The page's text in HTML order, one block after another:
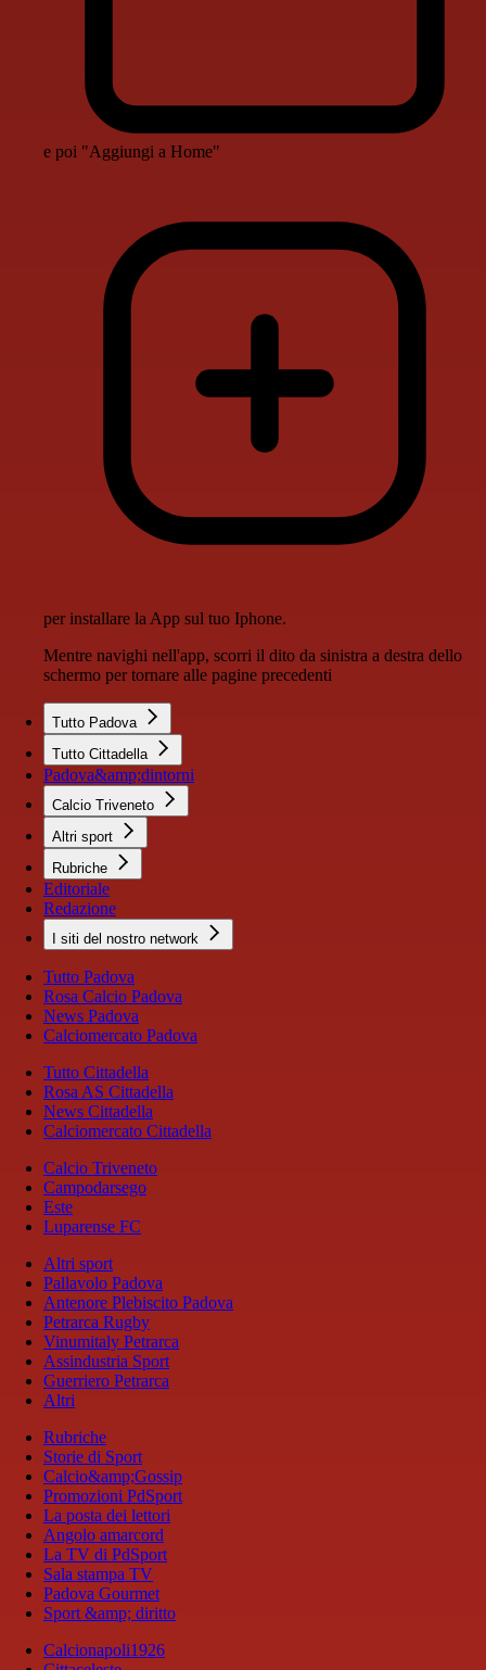
e poi "Aggiungi a Home"
per installare la App sul tuo Iphone.
Mentre navighi nell'app, scorri il dito da sinistra a destra dello
schermo per tornare alle pagine precedenti
Tutto Padova
Tutto Cittadella
Padova&amp;dintorni
Calcio Triveneto
Altri sport
Rubriche
Editoriale
Redazione
I siti del nostro network
Tutto Padova
Rosa Calcio Padova
News Padova
Calciomercato Padova
Tutto Cittadella
Rosa AS Cittadella
News Cittadella
Calciomercato Cittadella
Calcio Triveneto
Campodarsego
Este
Luparense FC
Altri sport
Pallavolo Padova
Antenore Plebiscito Padova
Petrarca Rugby
Vinumitaly Petrarca
Assindustria Sport
Guerriero Petrarca
Altri
Rubriche
Storie di Sport
Calcio&amp;Gossip
Promozioni PdSport
La posta dei lettori
Angolo amarcord
La TV di PdSport
Sala stampa TV
Padova Gourmet
Sport &amp; diritto
Calcionapoli1926